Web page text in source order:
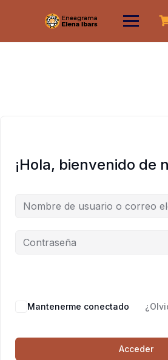
¡Hola, bienvenido de
Mantenerme conectado
Acceder